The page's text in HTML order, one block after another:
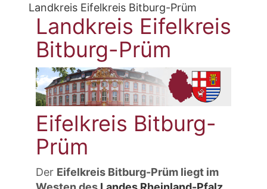
Landkreis Eifelkreis Bitburg-Prüm
Landkreis Eifelkreis
Bitburg-Prüm
Eifelkreis Bitburg-
Prüm
Der Eifelkreis Bitburg-Prüm liegt im